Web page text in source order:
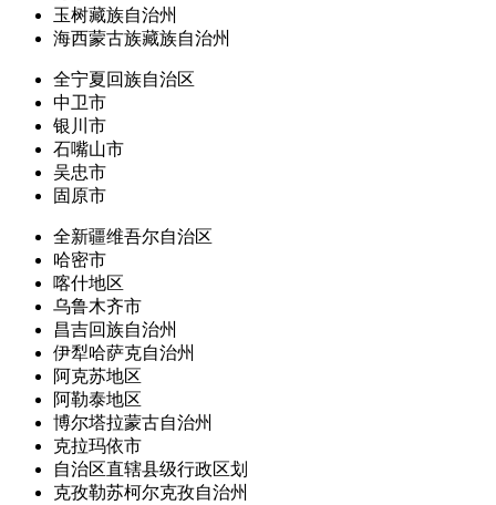
玉树藏族自治州
海西蒙古族藏族自治州
全宁夏回族自治区
中卫市
银川市
石嘴山市
吴忠市
固原市
全新疆维吾尔自治区
哈密市
喀什地区
乌鲁木齐市
昌吉回族自治州
伊犁哈萨克自治州
阿克苏地区
阿勒泰地区
博尔塔拉蒙古自治州
克拉玛依市
自治区直辖县级行政区划
克孜勒苏柯尔克孜自治州